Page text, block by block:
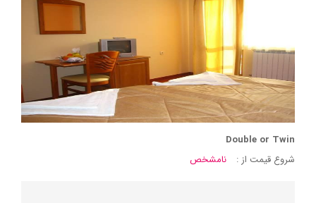
Double or Twin
شروع قیمت از :
نامشخص